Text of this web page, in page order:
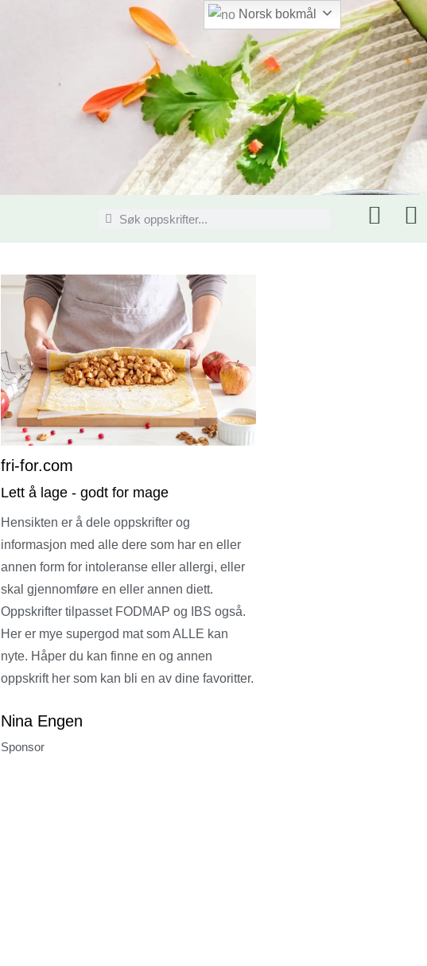
fri-for.com
Lett å lage - godt for mage
Hensikten er å dele oppskrifter og
informasjon med alle dere som har en eller
annen form for intoleranse eller allergi, eller
skal gjennomføre en eller annen diett.
Oppskrifter tilpasset FODMAP og IBS også.
Her er mye supergod mat som ALLE kan
nyte. Håper du kan finne en og annen
oppskrift her som kan bli en av dine favoritter.
Nina Engen
Sponsor
Norsk bokmål